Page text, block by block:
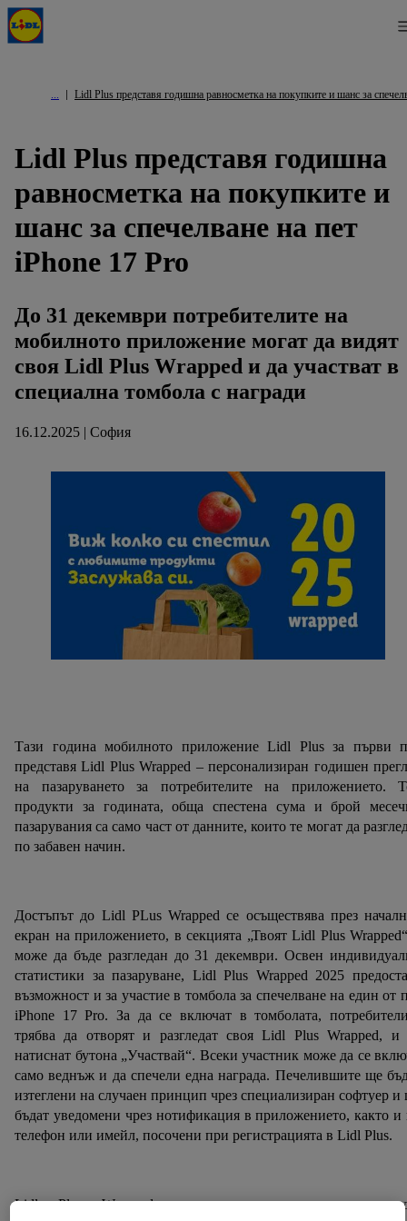
Lidl Plus представя годишна равносметка на покупките и шанс за
Lidl Plus представя годишна
равносметка на покупките и
шанс за спечелване на пет
iPhone 17 Pro
До 31 декември потребителите на
мобилното приложение могат да видят
своя Lidl Plus Wrapped и да участват в
специална томбола с награди
16.12.2025 | София
Тази година мобилното приложение Lidl Plus за първи
представя Lidl Plus Wrapped – персонализиран годишен
на пазаруването за потребителите на приложението.
продукти за годината, обща спестена сума и брой
пазарувания са само част от данните, които те могат да
по забавен начин.
Достъпът до Lidl PLus Wrapped се осъществява през
екран на приложението, в секцията „Твоят Lidl Plus
може да бъде разгледан до 31 декември. Освен
статистики за пазаруване, Lidl Plus Wrapped 2025
възможност и за участие в томбола за спечелване на един от
iPhone 17 Pro. За да се включат в томболата,
трябва да отворят и разгледат своя Lidl Plus Wrapped, и
натиснат бутона „Участвай“. Всеки участник може да се
само веднъж и да спечели една награда. Печелившите ще
изтеглени на случаен принцип чрез специализиран софтуер и
бъдат уведомени чрез нотификация в приложението, както и
телефон или имейл, посочени при регистрацията в Lidl Plus.
Lidl Plus Wrapped носи и допълнителни